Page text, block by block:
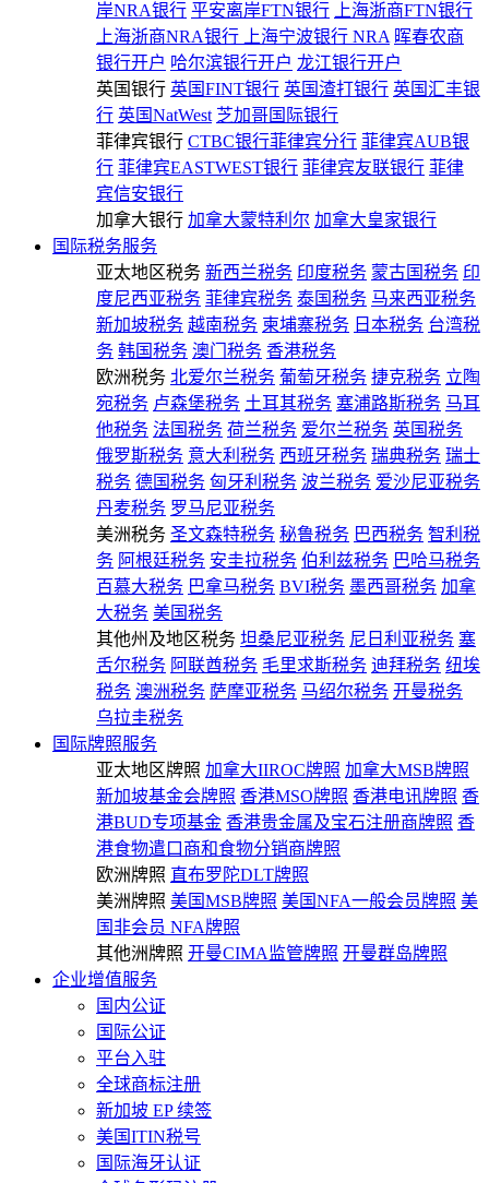
岸NRA银行 平安离岸FTN银行
上海浙商FTN银行
上海浙商NRA银行
上海宁波银行 NRA 晖春农商
银行开户 哈尔滨银行开户 龙江银行开户
英国银行 英国FINT银行 英国渣打银行 英国汇丰银
行 英国NatWest 芝加哥国际银行
菲律宾银行 CTBC银行菲律宾分行 菲律宾AUB银
行 菲律宾EASTWEST银行 菲律宾友联银行 菲律
宾信安银行
加拿大银行 加拿大蒙特利尔 加拿大皇家银行
国际税务服务
亚太地区税务 新西兰税务 印度税务 蒙古国税务 印
度尼西亚税务 菲律宾税务 泰国税务 马来西亚税务
新加坡税务 越南税务 柬埔寨税务 日本税务 台湾税
务 韩国税务 澳门税务 香港税务
欧洲税务 北爱尔兰税务 葡萄牙税务 捷克税务 立陶
宛税务 卢森堡税务 土耳其税务 塞浦路斯税务 马耳
他税务 法国税务 荷兰税务 爱尔兰税务 英国税务
俄罗斯税务 意大利税务 西班牙税务 瑞典税务 瑞士
税务 德国税务 匈牙利税务 波兰税务 爱沙尼亚税务
丹麦税务 罗马尼亚税务
美洲税务 圣文森特税务 秘鲁税务 巴西税务 智利税
务 阿根廷税务 安圭拉税务 伯利兹税务 巴哈马税务
百慕大税务 巴拿马税务 BVI税务 墨西哥税务 加拿
大税务 美国税务
其他州及地区税务 坦桑尼亚税务 尼日利亚税务 塞
舌尔税务 阿联酋税务 毛里求斯税务 迪拜税务 纽埃
税务 澳洲税务 萨摩亚税务 马绍尔税务 开曼税务
乌拉圭税务
国际牌照服务
亚太地区牌照 加拿大IIROC牌照 加拿大MSB牌照
新加坡基金会牌照 香港MSO牌照 香港电讯牌照 香
港BUD专项基金 香港贵金属及宝石注册商牌照 香
港食物遣口商和食物分销商牌照
欧洲牌照 直布罗陀DLT牌照
美洲牌照 美国MSB牌照 美国NFA一般会员牌照 美
国非会员 NFA牌照
其他洲牌照 开曼CIMA监管牌照 开曼群岛牌照
企业增值服务
国内公证
国际公证
平台入驻
全球商标注册
新加坡 EP 续签
美国ITIN税号
国际海牙认证